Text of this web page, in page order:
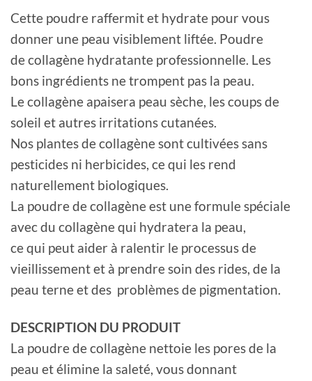
Cette poudre raffermit et hydrate pour vous
donner une peau visiblement liftée. Poudre
de collagène hydratante professionnelle. Les
bons ingrédients ne trompent pas la peau.
Le collagène apaisera peau sèche, les coups de
soleil et autres irritations cutanées.
Nos plantes de collagène sont cultivées sans
pesticides ni herbicides, ce qui les rend
naturellement biologiques.
La poudre de collagène est une formule spéciale
avec du collagène qui hydratera la peau,
ce qui peut aider à ralentir le processus de
vieillissement et à prendre soin des rides, de la
peau terne et des problèmes de pigmentation.
DESCRIPTION DU PRODUIT
La poudre de collagène nettoie les pores de la
peau et élimine la saleté, vous donnant